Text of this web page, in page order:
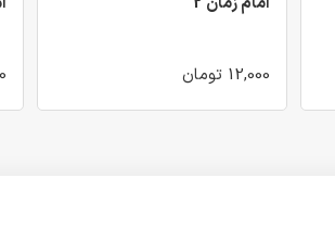
12,000 تومان